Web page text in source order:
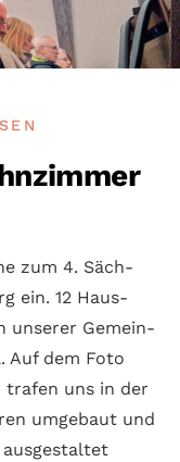
zum 4. Säch­
ein. 12 Haus­
unserer Gemein­
Auf dem Foto
uns in der
um­ge­baut und